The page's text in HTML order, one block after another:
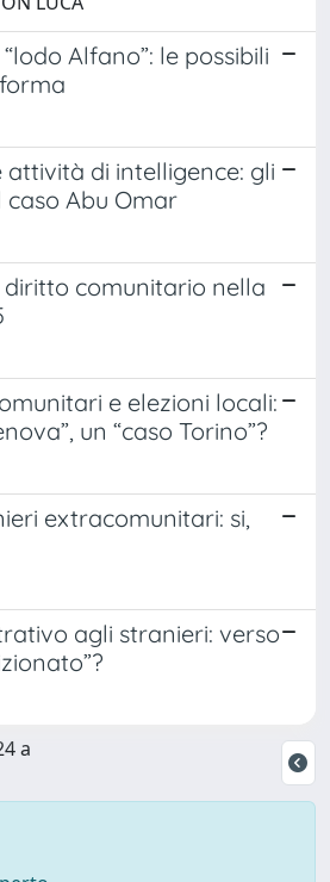
Alfano”: le possibili
di intelligence: gli
Abu Omar
diritto comunitario nella
e elezioni locali:
un “caso Torino”?
extracomunitari: si,
agli stranieri: verso
a